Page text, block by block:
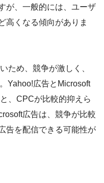
が、一般的には、ユーザ
高くなる傾向がありま
ため、競争が激しく、
Yahoo!広告とMicrosoft
、CPCが比較的抑えら
広告は、競争が比較
告を配信できる可能性が